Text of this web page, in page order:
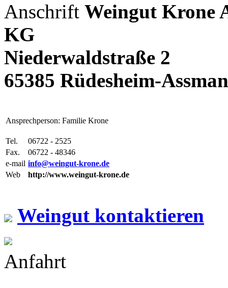
Anschrift Weingut Krone
KG
Niederwaldstraße 2
65385 Rüdesheim-
Ansprechperson: Familie Krone
Tel.
06722 - 2525
Fax.
06722 - 48346
e-mail info@weingut-krone.de
Web
http://www.weingut-krone.de
Weingut kontaktieren
Anfahrt